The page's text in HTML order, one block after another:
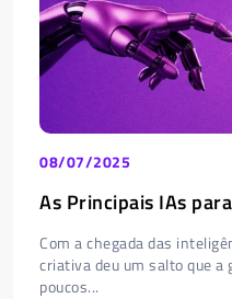
08/07/2025
As Principais IAs
Com a chegada das
criativa deu um salto que
poucos...